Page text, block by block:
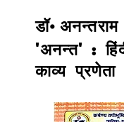
डॉ•
'अनन्त' :
काव्य प्रणेता